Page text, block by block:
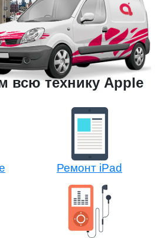
всю технику Apple
Ремонт iPad